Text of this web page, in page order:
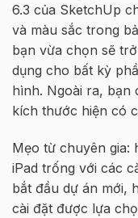
6.3 của SketchUp
và màu sắc trong
bạn vừa chọn sẽ
dụng cho bất kỳ
hình. Ngoài ra, bạn
kích thước hiện có
Mẹo từ chuyên gia:
iPad trống với các
bắt đầu dự án mới,
cài đặt được lựa